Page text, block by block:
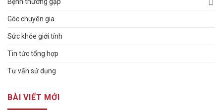
Góc chuyên gia
Sức khỏe giới tính
Tin tức tổng hợp
Tư vấn sử dụng
BÀI VIẾT MỚI